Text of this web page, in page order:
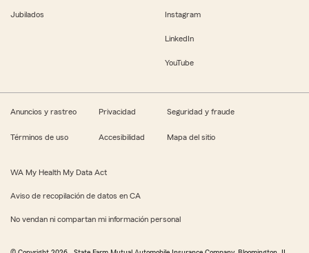
Jubilados Instagram
LinkedIn
YouTube
Anuncios y rastreo Privacidad Seguridad y fraude
Términos de uso Accesibilidad Mapa del sitio
WA My Health My Data Act
Aviso de recopilación de datos en CA
No vendan ni compartan mi información personal